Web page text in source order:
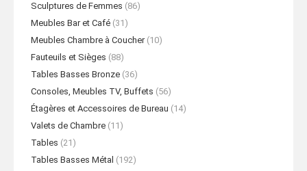
Sculptures de Femmes (86)
Meubles Bar et Café (31)
Meubles Chambre à Coucher (10)
Fauteuils et Sièges (88)
Tables Basses Bronze (36)
Consoles, Meubles TV, Buffets (56)
Étagères et Accessoires de Bureau (14)
Valets de Chambre (11)
Tables (21)
Tables Basses Métal (192)